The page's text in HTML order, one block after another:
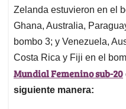
Zelanda estuvieron en el
Ghana, Australia,
bombo 3; y Venezuela,
Costa Rica y Fiji en el
Mundial Femenino sub-20
siguiente manera: